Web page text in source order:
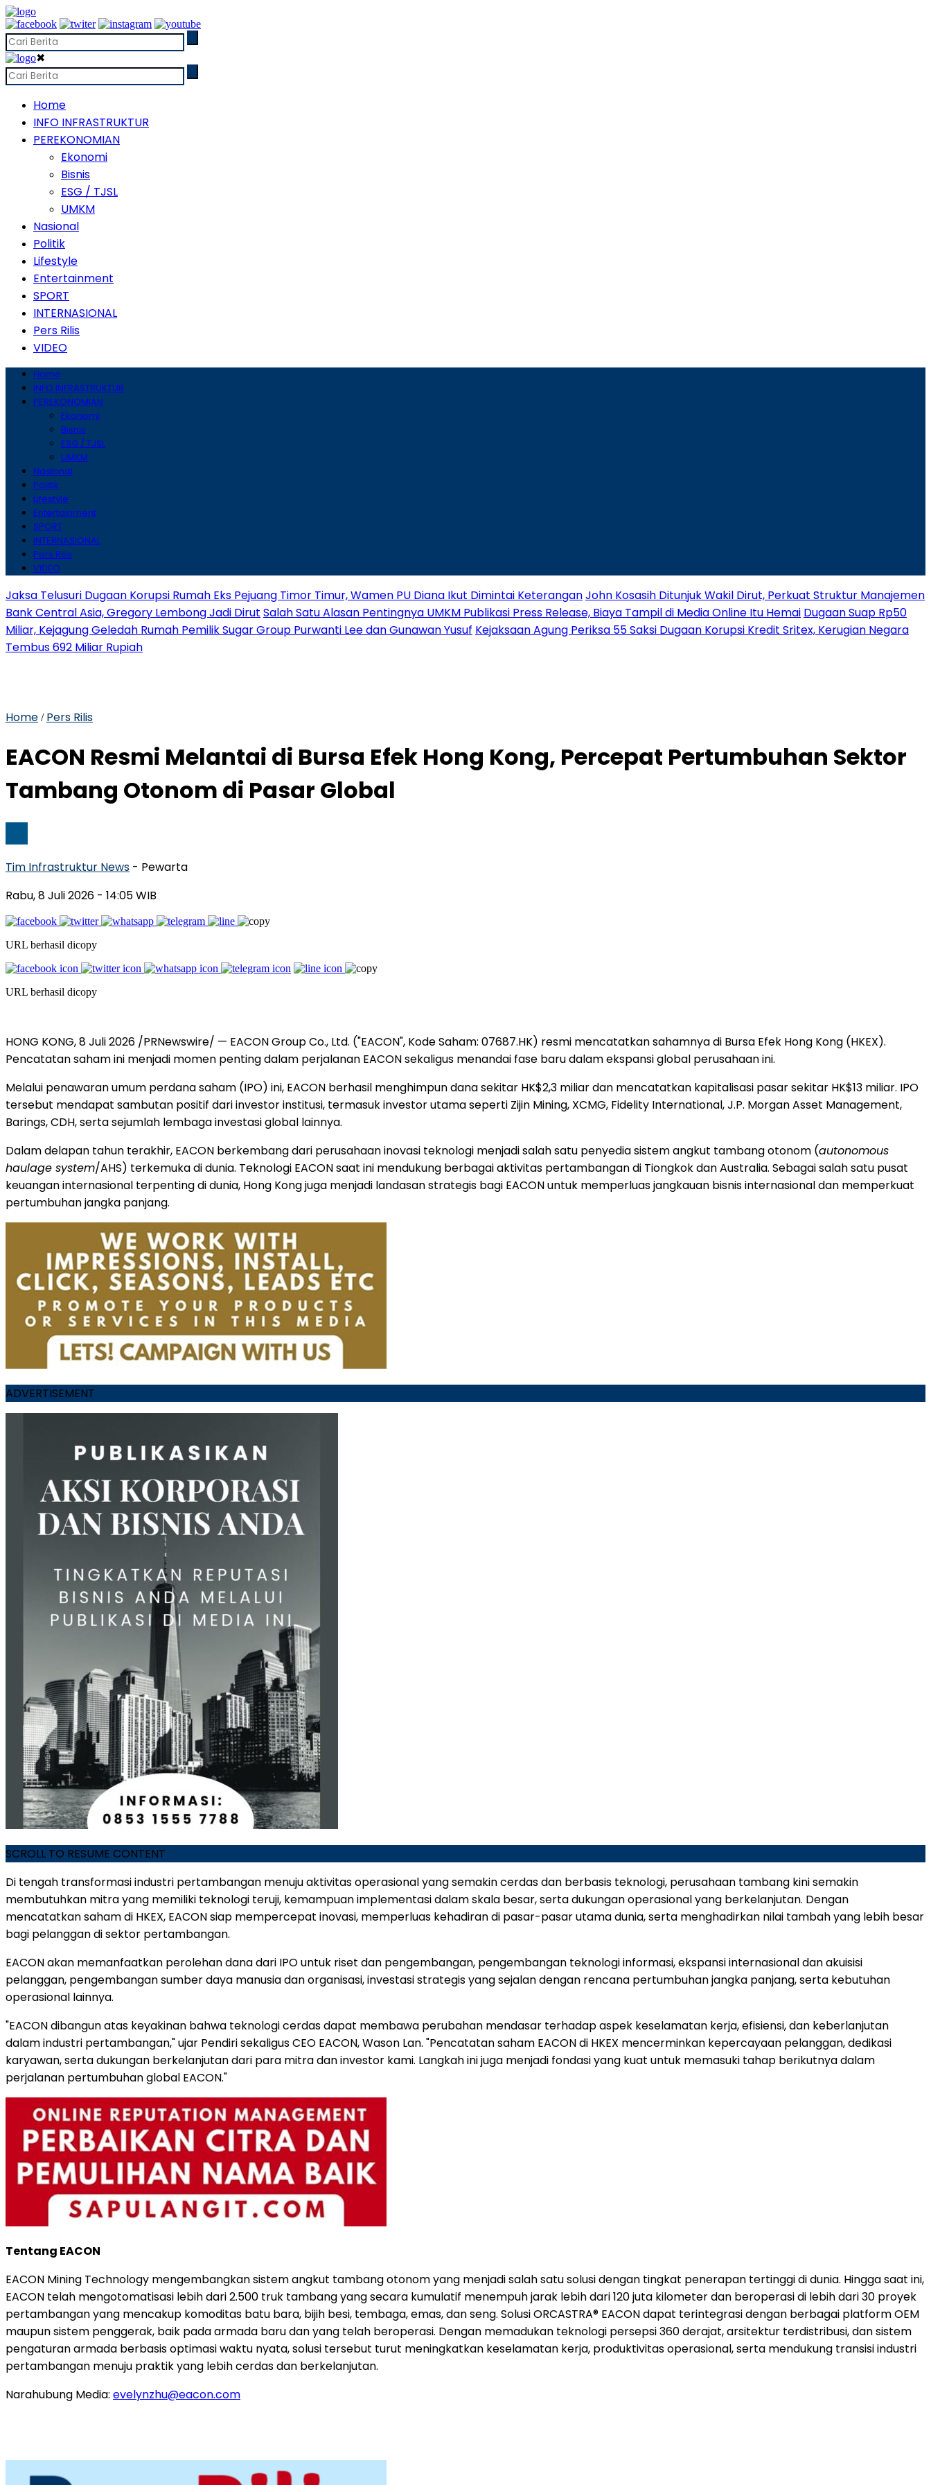
✖
Home
INFO INFRASTRUKTUR
PEREKONOMIAN
Ekonomi
Bisnis
ESG / TJSL
UMKM
Nasional
Politik
Lifestyle
Entertainment
SPORT
INTERNASIONAL
Pers Rilis
VIDEO
Home
INFO INFRASTRUKTUR
PEREKONOMIAN
Ekonomi
Bisnis
ESG / TJSL
UMKM
Nasional
Politik
Lifestyle
Entertainment
SPORT
INTERNASIONAL
Pers Rilis
VIDEO
Jaksa Telusuri Dugaan Korupsi Rumah Eks Pejuang Timor Timur, Wamen PU Diana Ikut Dimintai KeteranganJohn Kosasih Ditunjuk Wakil Dirut, Perkuat Struktur Manajemen
Bank Central Asia, Gregory Lembong Jadi Dirut Salah Satu Alasan Pentingnya UMKM Publikasi Press Release, Biaya Tampil di Media Online Itu Hemai Dugaan Suap Rp50
Miliar, Kejagung Geledah Rumah Pemilik Sugar Group Purwanti Lee dan Gunawan Yusuf Kejaksaan Agung Periksa 55 Saksi Dugaan Korupsi Kredit Sritex, Kerugian Negara
Tembus 692 Miliar Rupiah
Home / Pers Rilis
EACON Resmi Melantai di Bursa Efek Hong Kong, Percepat Pertumbuhan Sektor
Tambang Otonom di Pasar Global
Tim Infrastruktur News - Pewarta
Rabu, 8 Juli 2026 - 14:05 WIB
URL berhasil dicopy
URL berhasil dicopy
HONG KONG, 8 Juli 2026 /PRNewswire/ — EACON Group Co., Ltd. ("EACON", Kode Saham: 07687.HK) resmi mencatatkan sahamnya di Bursa Efek Hong Kong (HKEX).
Pencatatan saham ini menjadi momen penting dalam perjalanan EACON sekaligus menandai fase baru dalam ekspansi global perusahaan ini.
Melalui penawaran umum perdana saham (IPO) ini, EACON berhasil menghimpun dana sekitar HK$2,3 miliar dan mencatatkan kapitalisasi pasar sekitar HK$13 miliar. IPO
tersebut mendapat sambutan positif dari investor institusi, termasuk investor utama seperti Zijin Mining, XCMG, Fidelity International, J.P. Morgan Asset Management,
Barings, CDH, serta sejumlah lembaga investasi global lainnya.
Dalam delapan tahun terakhir, EACON berkembang dari perusahaan inovasi teknologi menjadi salah satu penyedia sistem angkut tambang otonom (autonomous
haulage system/AHS) terkemuka di dunia. Teknologi EACON saat ini mendukung berbagai aktivitas pertambangan di Tiongkok dan Australia. Sebagai salah satu pusat
keuangan internasional terpenting di dunia, Hong Kong juga menjadi landasan strategis bagi EACON untuk memperluas jangkauan bisnis internasional dan memperkuat
pertumbuhan jangka panjang.
ADVERTISEMENT
SCROLL TO RESUME CONTENT
Di tengah transformasi industri pertambangan menuju aktivitas operasional yang semakin cerdas dan berbasis teknologi, perusahaan tambang kini semakin
membutuhkan mitra yang memiliki teknologi teruji, kemampuan implementasi dalam skala besar, serta dukungan operasional yang berkelanjutan. Dengan
mencatatkan saham di HKEX, EACON siap mempercepat inovasi, memperluas kehadiran di pasar-pasar utama dunia, serta menghadirkan nilai tambah yang lebih besar
bagi pelanggan di sektor pertambangan.
EACON akan memanfaatkan perolehan dana dari IPO untuk riset dan pengembangan, pengembangan teknologi informasi, ekspansi internasional dan akuisisi
pelanggan, pengembangan sumber daya manusia dan organisasi, investasi strategis yang sejalan dengan rencana pertumbuhan jangka panjang, serta kebutuhan
operasional lainnya.
"EACON dibangun atas keyakinan bahwa teknologi cerdas dapat membawa perubahan mendasar terhadap aspek keselamatan kerja, efisiensi, dan keberlanjutan
dalam industri pertambangan," ujar Pendiri sekaligus CEO EACON, Wason Lan. "Pencatatan saham EACON di HKEX mencerminkan kepercayaan pelanggan, dedikasi
karyawan, serta dukungan berkelanjutan dari para mitra dan investor kami. Langkah ini juga menjadi fondasi yang kuat untuk memasuki tahap berikutnya dalam
perjalanan pertumbuhan global EACON."
Tentang EACON
EACON Mining Technology mengembangkan sistem angkut tambang otonom yang menjadi salah satu solusi dengan tingkat penerapan tertinggi di dunia. Hingga saat ini,
EACON telah mengotomatisasi lebih dari 2.500 truk tambang yang secara kumulatif menempuh jarak lebih dari 120 juta kilometer dan beroperasi di lebih dari 30 proyek
pertambangan yang mencakup komoditas batu bara, bijih besi, tembaga, emas, dan seng. Solusi ORCASTRA® EACON dapat terintegrasi dengan berbagai platform OEM
maupun sistem penggerak, baik pada armada baru dan yang telah beroperasi. Dengan memadukan teknologi persepsi 360 derajat, arsitektur terdistribusi, dan sistem
pengaturan armada berbasis optimasi waktu nyata, solusi tersebut turut meningkatkan keselamatan kerja, produktivitas operasional, serta mendukung transisi industri
pertambangan menuju praktik yang lebih cerdas dan berkelanjutan.
Narahubung Media: evelynzhu@eacon.com